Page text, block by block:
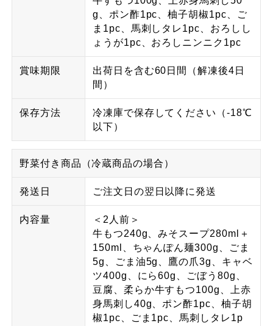
g、ポン酢1pc、柚子胡椒1pc、ご
ま1pc、馬刺しタレ1pc、おろしし
ょうが1pc、おろしニンニク1pc
賞味期限
出荷日を含む60日間（解凍後4日
間）
保存方法
冷凍庫で保存してください（-18℃
以下）
野菜付き商品（冷蔵商品の場合）
発送日 ご注文日の翌日以降に発送
内容量
＜2人前＞
牛もつ240g、みそスープ280ml＋
150ml、ちゃんぽん麺300g、ごま
5g、ごま油5g、鷹の爪3g、キャベ
ツ400g、にら60g、ごぼう80g、
豆腐、柔らか牛すもつ100g、上赤
身馬刺し40g、ポン酢1pc、柚子胡
椒1pc、ごま1pc、馬刺しタレ1p